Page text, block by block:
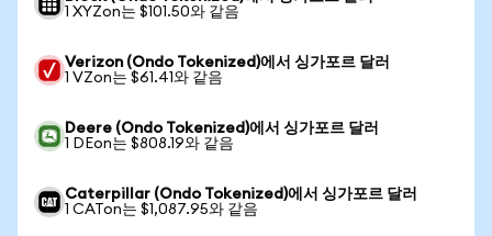
1 XYZon는 $101.50와 같음
Verizon (Ondo Tokenized)에서 싱가포르 달러
1 VZon는 $61.41와 같음
Deere (Ondo Tokenized)에서 싱가포르 달러
1 DEon는 $808.19와 같음
Caterpillar (Ondo Tokenized)에서 싱가포르 달러
1 CATon는 $1,087.95와 같음